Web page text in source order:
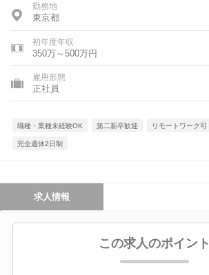
勤務地
東京都
初年度年収
350万～500万円
雇用形態
正社員
職種・業種未経験OK 第二新卒歓迎 リモートワーク可
完全週休2日制
求人情報
この求人のポイント